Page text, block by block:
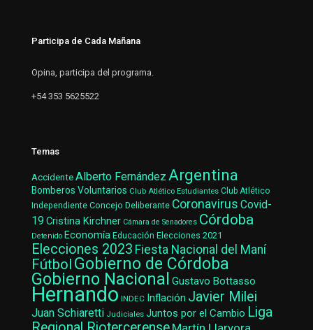
Participa de Cada Mañana
Opina, participa del programa.
+54 353 5625522
Temas
AccidenteAlberto Fernández Argentina
Bomberos Voluntarios Club Atlético Estudiantes Club Atlético
Independiente Concejo Deliberante Coronavirus Covid-
19 Cristina Kirchner Cámara de Senadores Córdoba
Detenido Economía Educación Elecciones 2021
Elecciones 2023 Fiesta Nacional del Maní
Fútbol Gobierno de Córdoba
Gobierno Nacional Gustavo Bottasso
Hernando INDEC Inflación Javier Milei
Juan Schiaretti Judiciales Juntos por el Cambio Liga